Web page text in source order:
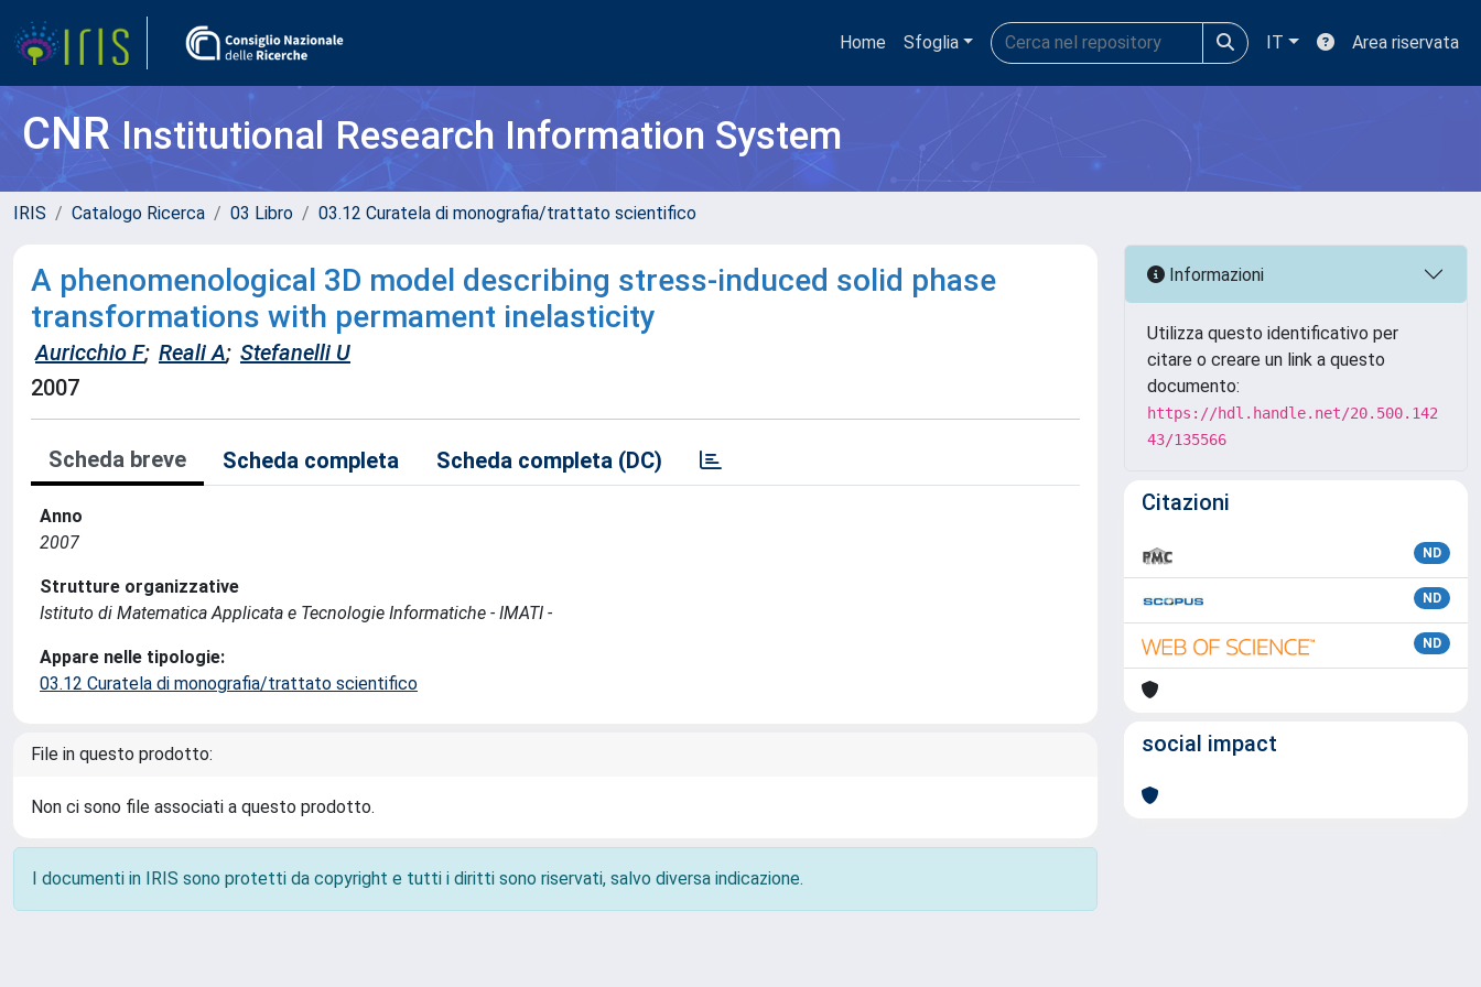
Home Sfoglia IT Area riservata
CNRInstitutional Research Information System
IRIS Catalogo Ricerca 03 Libro 03.12 Curatela di monografia/trattato scientifico
A phenomenological 3D model describing stress-induced solid phase
transformations with permament inelasticity
Auricchio F; Reali A; Stefanelli U
2007
Scheda breve Scheda completa Scheda completa (DC)
Anno
2007
Strutture organizzative
Istituto di Matematica Applicata e Tecnologie Informatiche - IMATI -
Appare nelle tipologie:
03.12 Curatela di monografia/trattato scientifico
File in questo prodotto:
Non ci sono file associati a questo prodotto.
I documenti in IRIS sono protetti da copyright e tutti i diritti sono riservati, salvo diversa indicazione.
Informazioni
Utilizza questo identificativo per
citare o creare un link a questo
documento:
https://hdl.handle.net/20.500.142
43/135566
Citazioni
ND
ND
ND
social impact